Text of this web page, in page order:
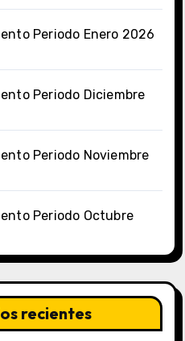
Periodo Enero 2026
Periodo Diciembre
Periodo Noviembre
Periodo Octubre
recientes